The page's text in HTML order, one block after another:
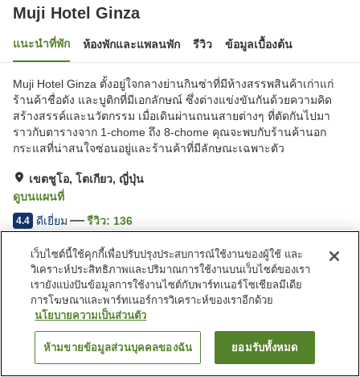
Muji Hotel Ginza
แนะนำที่พัก ห้องพักและแพลนพัก รีวิว ข้อมูลเบื้องต้น
Muji Hotel Ginza ตั้งอยู่ใจกลางย่านกินซ่าที่มีห้างสรรพสินค้าเก่าแก่
ร้านค้าชื่อดัง และบูติกที่มีเอกลักษณ์ ซึ่งต่างแข่งขันกันด้วยความคิด
สร้างสรรค์และนวัตกรรม เมื่อเดินผ่านถนนสายต่างๆ ที่ตัดกันไปมา
ราวกับตารางจาก 1-chome ถึง 8-chome คุณจะพบกับร้านค้านอก
กระแสที่น่าสนใจซ่อนอยู่และร้านค้าที่มีลักษณะเฉพาะตัว
เขตชูโอ, โตเกียว, ญี่ปุ่น
ดูบนแผนที่
4.4 ดีเยี่ยม รีวิว: 136
สิ่งอำนวยความสะดวกในที่พัก
Wi-Fi
เลานจ์
คาเฟ่
ปลอดบุหรี่
หน้าแรก ญี่ปุ่น โตเกียว เขตชูโอ Muji Hotel Ginza
ค้นหาห้องพัก
เว็บไซต์นี้ใช้คุกกี้เพื่อปรับปรุงประสบการณ์ใช้งานของผู้ใช้ และ
วิเคราะห์ประสิทธิภาพและปริมาณการใช้งานบนเว็บไซต์ของเรา
เรายังแบ่งปันข้อมูลการใช้งานไซต์กับพาร์ทเนอร์โซเชียลมีเดีย
การโฆษณาและพาร์ทเนอร์การวิเคราะห์ของเราอีกด้วย
นโยบายความเป็นส่วนตัว
ห้ามขายข้อมูลส่วนบุคคลของฉัน ยอมรับทั้งหมด